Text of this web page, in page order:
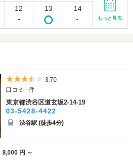
12
-
13
14
-
もっと見る
5つ星のうち3.5
3.70
口コミ - 件
東京都渋谷区道玄坂2-14-19
03-5428-4422
渋谷駅 (徒歩4分)
8,000 円 ～